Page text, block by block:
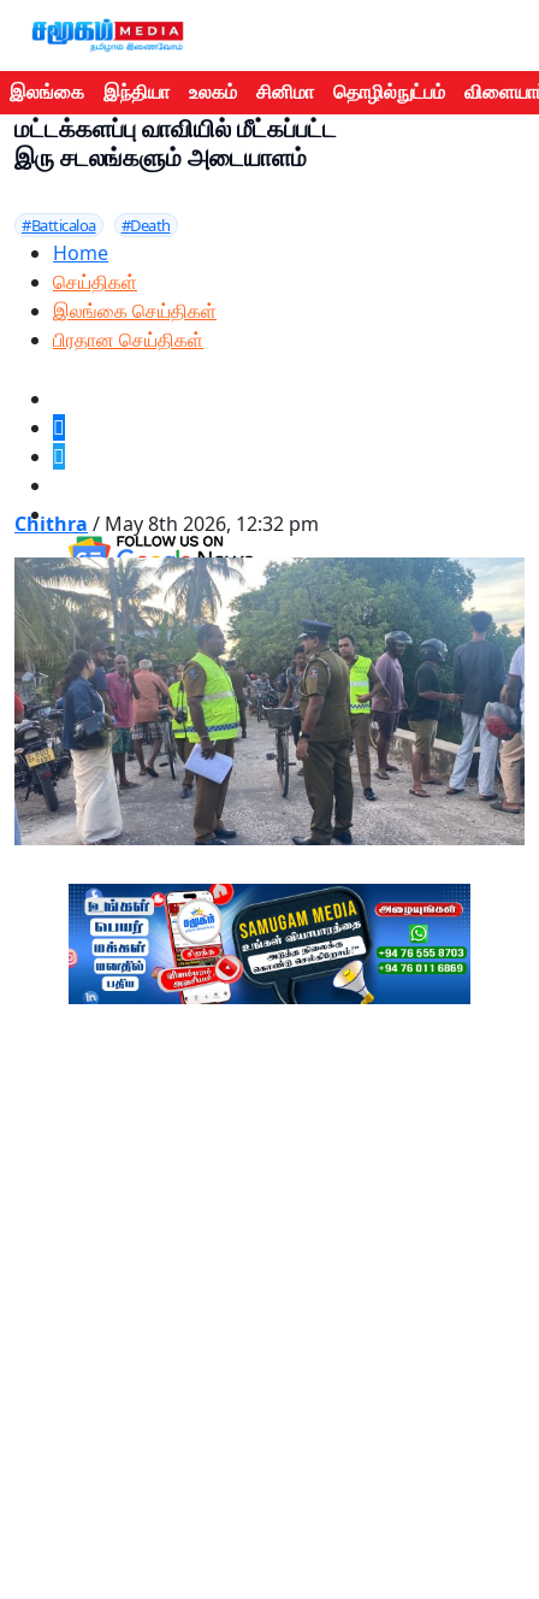
இலங்கை இந்தியா உலகம் சினிமா தொழில்நுட்பம்
மட்டக்களப்பு வாவியில் மீட்கப்பட்ட
இரு சடலங்களும் அடையாளம்
#Batticaloa #Death
Home
செய்திகள்
இலங்கை செய்திகள்
பிரதான செய்திகள்
Chithra / May 8th 2026, 12:32 pm